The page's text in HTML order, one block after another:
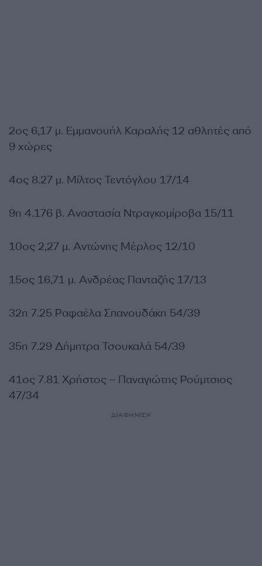
2ος 6,17 μ. Εμμανουήλ Καραλής 12 αθλητές από
9 χώρες
4ος 8.27 μ. Μίλτος Τεντόγλου 17/14
9η 4.176 β. Αναστασία Ντραγκομίροβα 15/11
10ος 2,27 μ. Αντώνης Μέρλος 12/10
15ος 16,71 μ. Ανδρέας Πανταζής 17/13
32η 7.25 Ραφαέλα Σπανουδάκη 54/39
35η 7.29 Δήμητρα Τσουκαλά 54/39
41ος 7.81 Χρήστος – Παναγιώτης Ρούμτσιος
47/34
ΔΙΑΦΗΜΙΣΗ